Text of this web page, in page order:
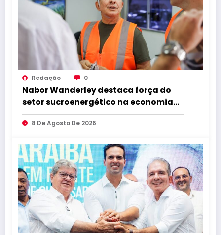
Redação 0
Nabor Wanderley destaca força do
setor sucroenergético na economia
da Paraíba durante visita à Destilaria
Tabu
8 De Agosto De 2026